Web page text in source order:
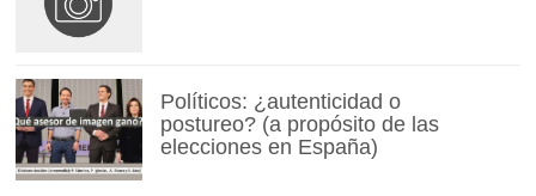
Políticos: ¿autenticidad o
postureo? (a propósito de las
elecciones en España)